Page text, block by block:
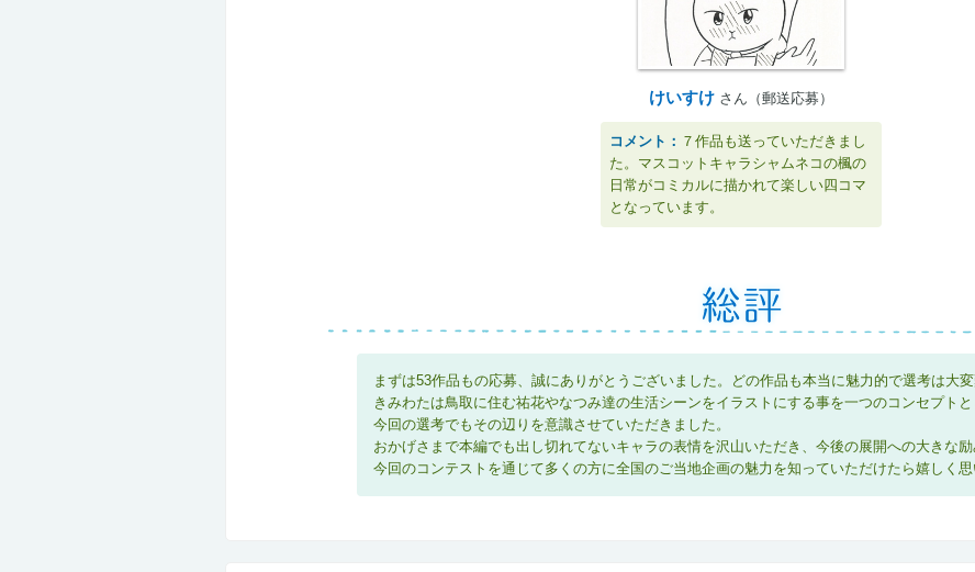
けいすけ さん（郵送応募）
コメント： ７作品も送っていただきまし
た。マスコットキャラシャムネコの楓の
日常がコミカルに描かれて楽しい四コマ
となっています。
まずは53作品もの応募、誠にありがとうございました。どの作品も本当に魅力的で選考は大変
きみわたは鳥取に住む祐花やなつみ達の生活シーンをイラストにする事を一つのコンセプトと
今回の選考でもその辺りを意識させていただきました。
おかげさまで本編でも出し切れてないキャラの表情を沢山いただき、今後の展開への大きな励
今回のコンテストを通じて多くの方に全国のご当地企画の魅力を知っていただけたら嬉しく思